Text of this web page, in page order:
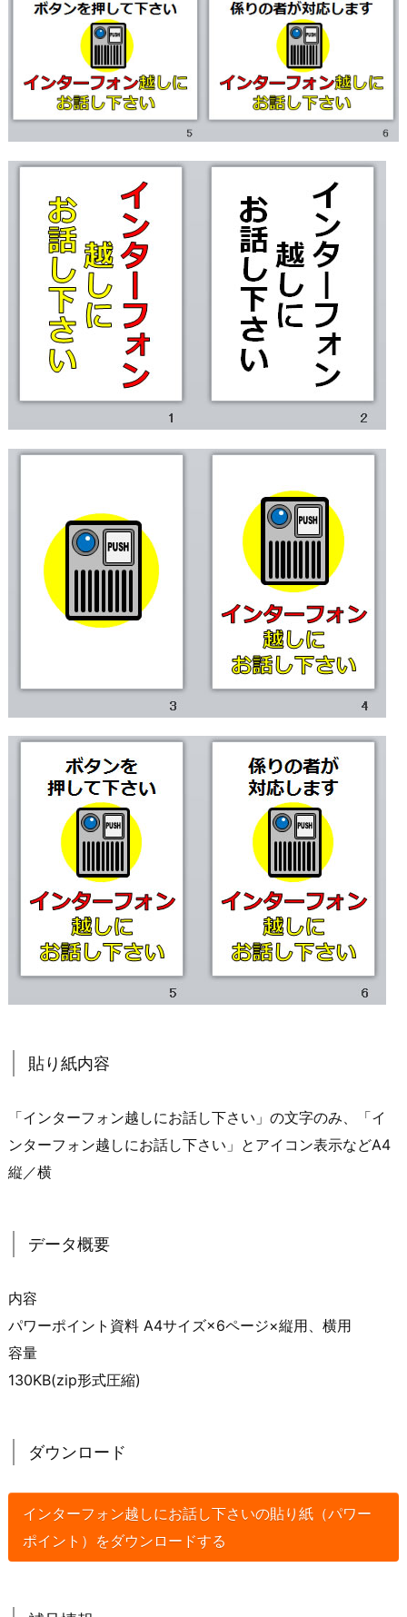
貼り紙内容
「インターフォン越しにお話し下さい」の文字のみ、「イ
ンターフォン越しにお話し下さい」とアイコン表示などA4
縦／横
データ概要
内容
パワーポイント資料 A4サイズ×6ページ×縦用、横用
容量
130KB(zip形式圧縮)
ダウンロード
インターフォン越しにお話し下さいの貼り紙（パワー
ポイント）をダウンロードする